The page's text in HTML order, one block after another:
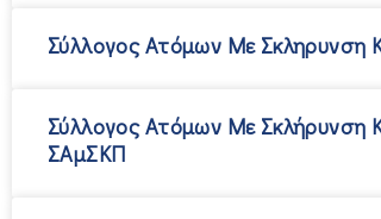
Σύλλογος Ατόμων Με Σκληρυνση
Σύλλογος Ατόμων Με
ΣΑμΣΚΠ